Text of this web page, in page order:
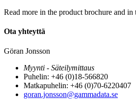
Read more in the product brochure and in
Ota yhteyttä
Göran Jonsson
Myynti - Säteilymittaus
Puhelin: +46 (0)18-566820
Matkapuhelin: +46 (0)70-6220407
goran.jonsson@gammadata.se